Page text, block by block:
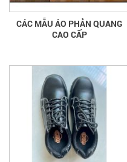
CÁC MẪU ÁO PHẢN QUANG
CAO CẤP